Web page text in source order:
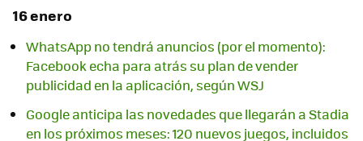
16 enero
WhatsApp no tendrá anuncios (por el momento):
Facebook echa para atrás su plan de vender
publicidad en la aplicación, según WSJ
Google anticipa las novedades que llegarán a Stadia
en los próximos meses: 120 nuevos juegos, incluidos